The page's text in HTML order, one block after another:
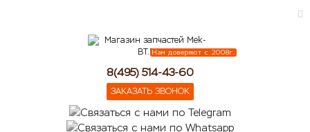
Нам доверяют с 2008г.
8(495) 514-43-60
ЗАКАЗАТЬ ЗВОНОК